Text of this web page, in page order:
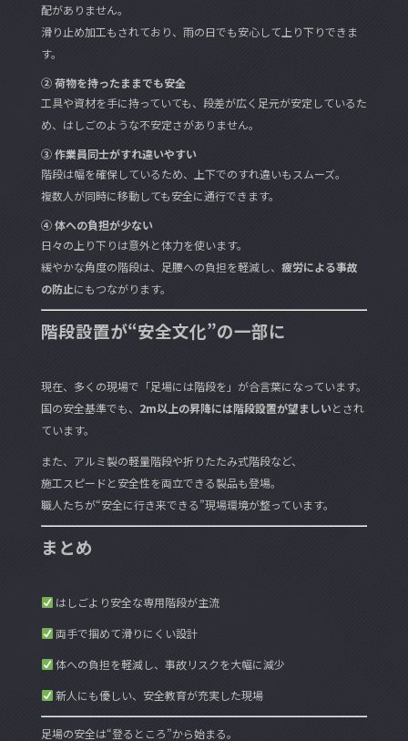
配がありません。
滑り止め加工もされており、雨の日でも安心して上り下りできま
す。
② 荷物を持ったままでも安全
工具や資材を手に持っていても、段差が広く足元が安定しているた
め、はしごのような不安定さがありません。
③ 作業員同士がすれ違いやすい
階段は幅を確保しているため、上下でのすれ違いもスムーズ。
複数人が同時に移動しても安全に通行できます。
④ 体への負担が少ない
日々の上り下りは意外と体力を使います。
緩やかな角度の階段は、足腰への負担を軽減し、 疲労による事故
の防止にもつながります。
階段設置が“安全文化”の一部に
現在、多くの現場で「足場には階段を」が合言葉になっています。
国の安全基準でも、 2m以上の昇降には階段設置が望ましいとされ
ています。
また、アルミ製の軽量階段や折りたたみ式階段など、
施工スピードと安全性を両立できる製品も登場。
職人たちが“安全に行き来できる”現場環境が整っています。
まとめ
はしごより安全な専用階段が主流
両手で掴めて滑りにくい設計
体への負担を軽減し、事故リスクを大幅に減少
新人にも優しい、安全教育が充実した現場
足場の安全は“登るところ”から始まる。